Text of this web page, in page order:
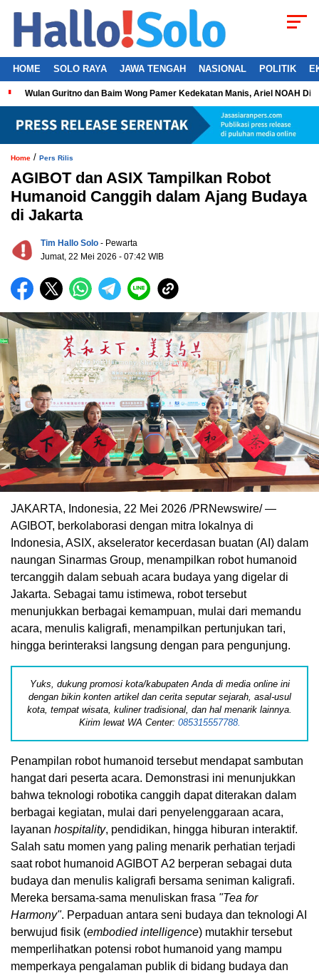
HOME SOLO RAYA JAWA TENGAH NASIONAL POLITIK
Wulan Guritno dan Baim Wong Pamer Kedekatan Manis, Ariel NOAH
Home / Pers Rilis
AGIBOT dan ASIX Tampilkan Robot
Humanoid Canggih dalam Ajang Budaya
di Jakarta
Tim Hallo Solo - Pewarta
Jumat, 22 Mei 2026 - 07:42 WIB
JAKARTA, Indonesia, 22 Mei 2026 /PRNewswire/ —
AGIBOT, berkolaborasi dengan mitra lokalnya di
Indonesia, ASIX, akselerator kecerdasan buatan (AI) dalam
naungan Sinarmas Group, menampilkan robot humanoid
tercanggih dalam sebuah acara budaya yang digelar di
Jakarta. Sebagai tamu istimewa, robot tersebut
menunjukkan berbagai kemampuan, mulai dari memandu
acara, menulis kaligrafi, menampilkan pertunjukan tari,
hingga berinteraksi langsung dengan para pengunjung.
Yuks, dukung promosi kota/kabupaten Anda di media online ini
dengan bikin konten artikel dan cerita seputar sejarah, asal-usul
kota, tempat wisata, kuliner tradisional, dan hal menarik lainnya.
Kirim lewat WA Center: 085315557788.
Penampilan robot humanoid tersebut mendapat sambutan
hangat dari peserta acara. Demonstrasi ini menunjukkan
bahwa teknologi robotika canggih dapat diterakan dalam
berbagai kegiatan, mulai dari penyelenggaraan acara,
layanan hospitality, pendidikan, hingga hiburan interaktif.
Salah satu momen yang paling menarik perhatian terjadi
saat robot humanoid AGIBOT A2 berperan sebagai duta
budaya dan menulis kaligrafi bersama seniman kaligrafi.
Mereka bersama-sama menuliskan frasa "Tea for
Harmony". Perpaduan antara seni budaya dan teknologi AI
berwujud fisik (embodied intelligence) mutakhir tersebut
memperlihatkan potensi robot humanoid yang mampu
memperkaya pengalaman publik di bidang budaya dan